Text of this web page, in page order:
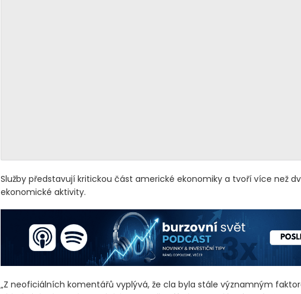
Služby představují kritickou část americké ekonomiky a tvoří více než
ekonomické aktivity.
„Z neoficiálních komentářů vyplývá, že cla byla stále významným